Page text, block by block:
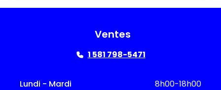
Ventes
1 581 798-5471
Lundi - Mardi 8h00-18h00